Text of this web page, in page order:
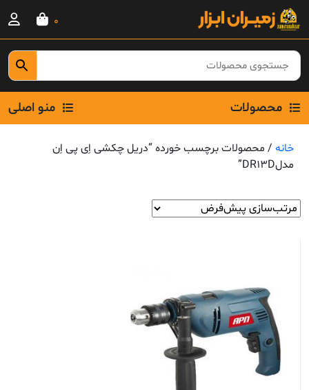
Skip
content
0
محصولات منو اصلی
خانه / محصولات برچسب خورده “دریل چکشی اِی پی اِن
مدلDR13D”